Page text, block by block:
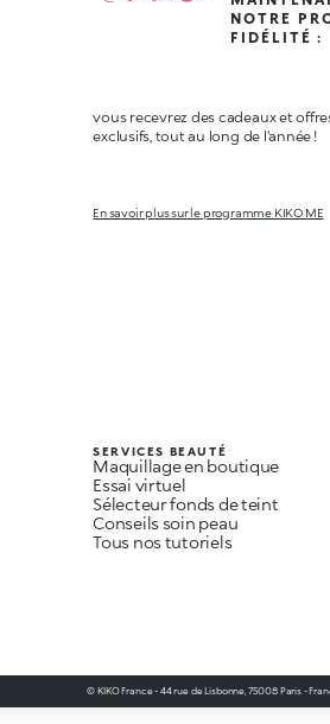
NOTRE
FIDÉLITÉ :
vous recevrez des cadeaux et
exclusifs, tout au long de l'année !
En savoir plus sur le programme KIKO ME
SERVICES BEAUTÉ
Maquillage en boutique
Essai virtuel
Sélecteur fonds de teint
Conseils soin peau
Tous nos tutoriels
© KIKO France - 44 rue de Lisbonne, 75008 Paris -